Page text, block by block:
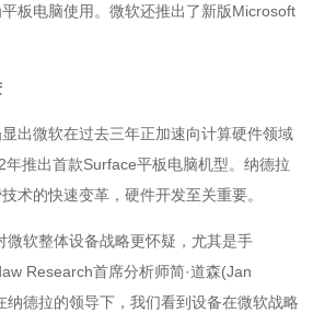
板电脑使用。微软还推出了新版Microsoft
出微软在过去三年正加速向计算硬件领域
推出首款Surface平板电脑机型。纳德拉
术的快速变革，硬件开发至关重要。
微软整体设备战略更怀疑，尤其是手
Research首席分析师简·道森(Jan
纳德拉的领导下，我们看到设备在微软战略